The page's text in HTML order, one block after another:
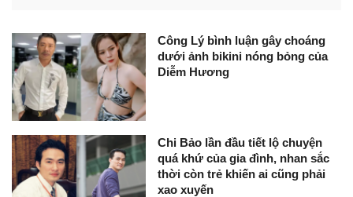
Công Lý bình luận gây choáng
dưới ảnh bikini nóng bỏng của
Diễm Hương
Chi Bảo lần đầu tiết lộ chuyện
quá khứ của gia đình, nhan sắc
thời còn trẻ khiến ai cũng phải
xao xuyến